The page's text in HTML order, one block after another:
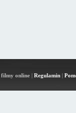
filmy online| Regulamin|